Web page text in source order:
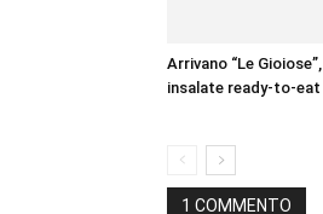
Arrivano “Le
insalate ready-to-
1 COMMENTO